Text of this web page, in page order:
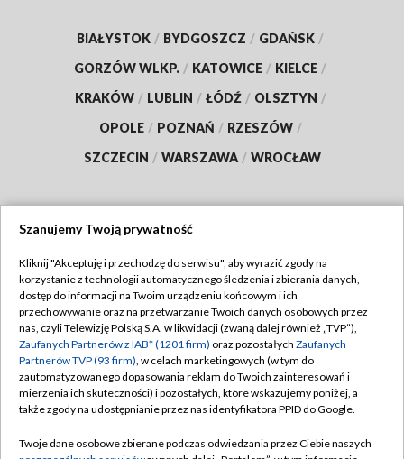
BIAŁYSTOK / BYDGOSZCZ / GDAŃSK /
GORZÓW WLKP. / KATOWICE / KIELCE /
KRAKÓW / LUBLIN / ŁÓDŹ / OLSZTYN /
OPOLE / POZNAŃ / RZESZÓW /
SZCZECIN / WARSZAWA / WROCŁAW
TVP
Abonament TVP
Emisja w TVP
Centrum informacji TVP
Naziemna Telewizja Cyfrowa
Regulamin TVP
Polityka prywatności
Moje zgody
Pomoc
Szanujemy Twoją prywatność
Kliknij "Akceptuję i przechodzę do serwisu", aby wyrazić zgody na
korzystanie z technologii automatycznego śledzenia i zbierania danych,
dostęp do informacji na Twoim urządzeniu końcowym i ich
przechowywanie oraz na przetwarzanie Twoich danych osobowych przez
nas, czyli Telewizję Polską S.A. w likwidacji (zwaną dalej również „TVP”),
Zaufanych Partnerów z IAB* (1201 firm) oraz pozostałych Zaufanych
Partnerów TVP (93 firm), w celach marketingowych (w tym do
zautomatyzowanego dopasowania reklam do Twoich zainteresowań i
mierzenia ich skuteczności) i pozostałych, które wskazujemy poniżej, a
także zgody na udostępnianie przez nas identyfikatora PPID do Google.
Twoje dane osobowe zbierane podczas odwiedzania przez Ciebie naszych